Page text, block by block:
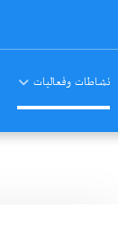
نشاطات وفعاليات